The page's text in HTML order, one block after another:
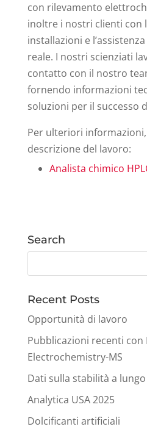
con rilevamento
inoltre i nostri clienti con
installazioni e
reale. I nostri scienziati
contatto con il nostro
fornendo informazioni
soluzioni per il successo
Per ulteriori
descrizione del lavoro:
Analista chimico
Search
Recent Posts
Opportunità di lavoro
Pubblicazioni recenti con
Electrochemistry-MS
Dati sulla stabilità a lungo
Analytica USA 2025
Dolcificanti artificiali